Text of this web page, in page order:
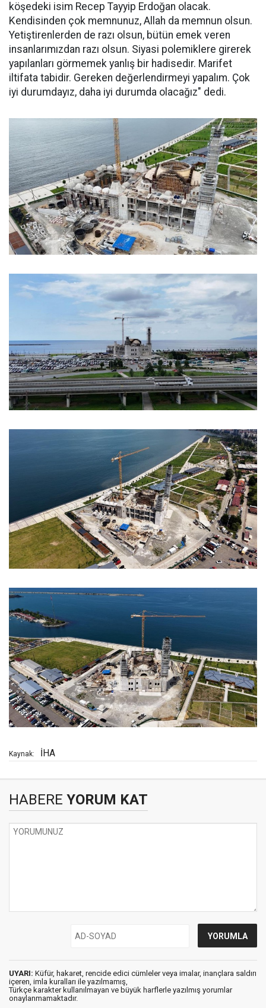
köşedeki isim Recep Tayyip Erdoğan olacak.
Kendisinden çok memnunuz, Allah da memnun olsun.
Yetiştirenlerden de razı olsun, bütün emek veren
insanlarımızdan razı olsun. Siyasi polemiklere girerek
yapılanları görmemek yanlış bir hadisedir. Marifet
iltifata tabidir. Gereken değerlendirmeyi yapalım. Çok
iyi durumdayız, daha iyi durumda olacağız" dedi.
Kaynak: İHA
HABERE YORUM KAT
UYARI: Küfür, hakaret, rencide edici cümleler veya imalar, inançlara saldırı
içeren, imla kuralları ile yazılmamış,
Türkçe karakter kullanılmayan ve büyük harflerle yazılmış yorumlar
onaylanmamaktadır.